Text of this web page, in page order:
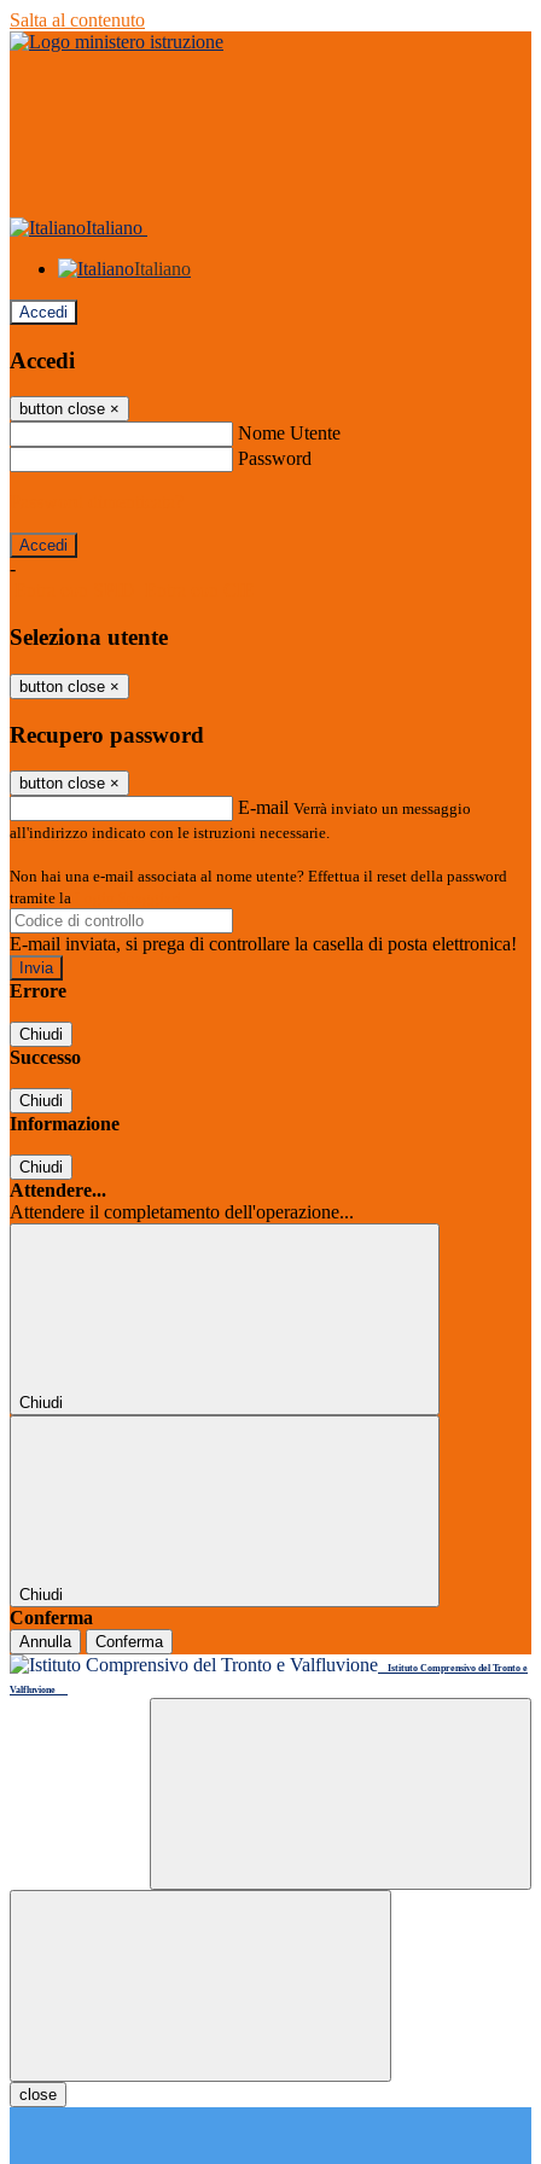
Salta al contenuto
Italiano
Italiano
Accedi
Accedi
button close ×
Nome Utente
Password
-
Seleziona utente
button close ×
Recupero password
button close ×
E-mail Verrà inviato un messaggio
all'indirizzo indicato con le istruzioni necessarie.
Non hai una e-mail associata al nome utente? Effettua il reset della password
tramite la
E-mail inviata, si prega di controllare la casella di posta elettronica!
Errore
Chiudi
Successo
Chiudi
Informazione
Chiudi
Attendere...
Attendere il completamento dell'operazione...
Chiudi
Chiudi
Conferma
Annulla Conferma
Istituto Comprensivo del Tronto e
Valfluvione
close